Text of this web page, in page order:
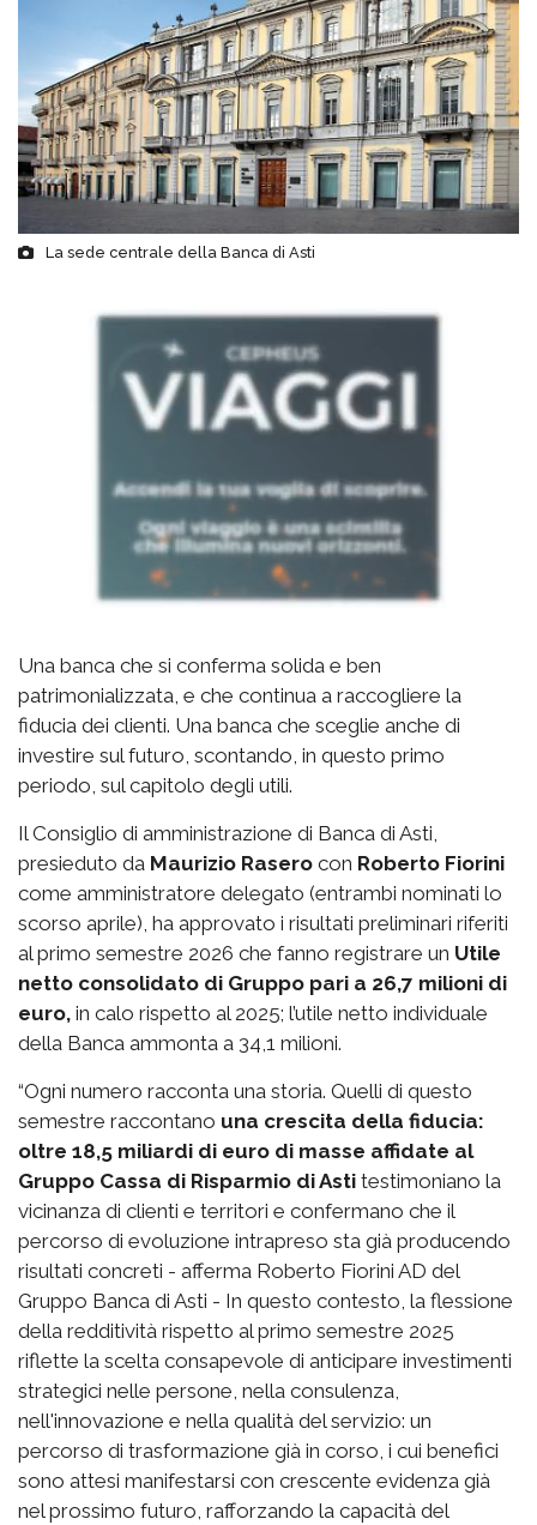
La sede centrale della Banca di Asti
Una banca che si conferma solida e ben
patrimonializzata, e che continua a raccogliere la
fiducia dei clienti. Una banca che sceglie anche di
investire sul futuro, scontando, in questo primo
periodo, sul capitolo degli utili.
Il Consiglio di amministrazione di Banca di Asti,
presieduto da Maurizio Rasero con Roberto Fiorini
come amministratore delegato (entrambi nominati lo
scorso aprile), ha approvato i risultati preliminari riferiti
al primo semestre 2026 che fanno registrare un Utile
netto consolidato di Gruppo pari a 26,7 milioni di
euro, in calo rispetto al 2025; l’utile netto individuale
della Banca ammonta a 34,1 milioni.
“Ogni numero racconta una storia. Quelli di questo
semestre raccontano una crescita della fiducia:
oltre 18,5 miliardi di euro di masse affidate al
Gruppo Cassa di Risparmio di Asti testimoniano la
vicinanza di clienti e territori e confermano che il
percorso di evoluzione intrapreso sta già producendo
risultati concreti - afferma Roberto Fiorini AD del
Gruppo Banca di Asti - In questo contesto, la flessione
della redditività rispetto al primo semestre 2025
riflette la scelta consapevole di anticipare investimenti
strategici nelle persone, nella consulenza,
nell'innovazione e nella qualità del servizio: un
percorso di trasformazione già in corso, i cui benefici
sono attesi manifestarsi con crescente evidenza già
nel prossimo futuro, rafforzando la capacità del